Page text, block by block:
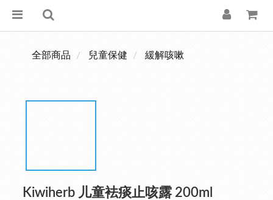
全部商品 兒童保健 緩解咳嗽
Kiwiherb 儿童袪痰止咳露 200ml